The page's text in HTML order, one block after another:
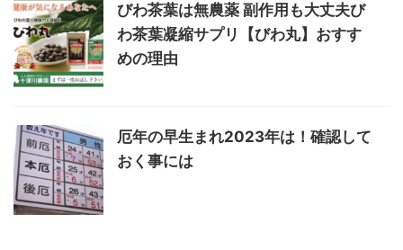
びわ茶葉は無農薬 副作用も大丈夫び
わ茶葉凝縮サプリ【びわ丸】おすす
めの理由
厄年の早生まれ2023年は！確認して
おく事には